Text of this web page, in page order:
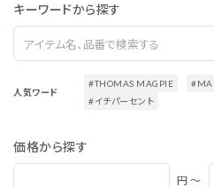
キーワードから探す
人気ワード
#THOMAS MAGPIE
#イチパーセント
価格から探す
円 ～